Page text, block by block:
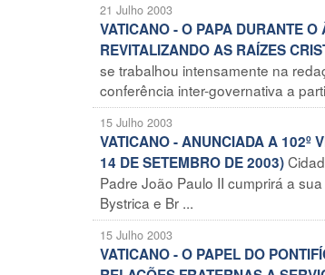
21 Julho 2003
VATICANO - O PAPA DURANTE
REVITALIZANDO AS RAÍZES
se trabalhou intensamente na
conferência inter-governativa a
15 Julho 2003
VATICANO - ANUNCIADA A 102º
14 DE SETEMBRO DE 2003)
Padre João Paulo II cumprirá a
Bystrica e Br ...
15 Julho 2003
VATICANO - O PAPEL DO